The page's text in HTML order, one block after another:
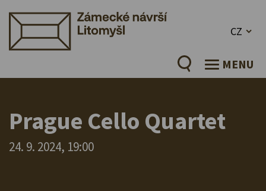
CZ
MENU
Prague Cello Quartet
24. 9. 2024, 19:00